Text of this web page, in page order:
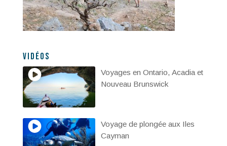
Vidéos
Voyages en Ontario, Acadia et
Nouveau Brunswick
Voyage de plongée aux Iles
Cayman